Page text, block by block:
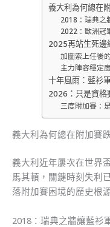
義大利為何總在
2018：瑞典之
2022：歐洲冠
2025再站生死邊
加圖索上任後
主力陣容穩定
十年風雨：藍衫
2026：只是資格
三度附加賽：
義大利為何總在附加賽
義大利近年屢次在世界
馬其頓，關鍵時刻失利
落附加賽困境的歷史根
2018：瑞典之牆讓藍衫